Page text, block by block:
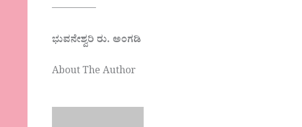
————–
ಭುವನೇಶ್ವರಿ ರು. ಅಂಗಡಿ
About The Author